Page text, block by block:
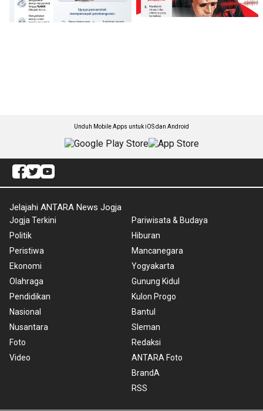
Unduh Mobile Apps untuk iOS dan Android
Jelajahi ANTARA News Jogja
Jogja Terkini
Politik
Peristiwa
Ekonomi
Olahraga
Pendidikan
Nasional
Nusantara
Foto
Video
Pariwisata & Budaya
Hiburan
Mancanegara
Yogyakarta
Gunung Kidul
Kulon Progo
Bantul
Sleman
Redaksi
ANTARA Foto
BrandA
RSS